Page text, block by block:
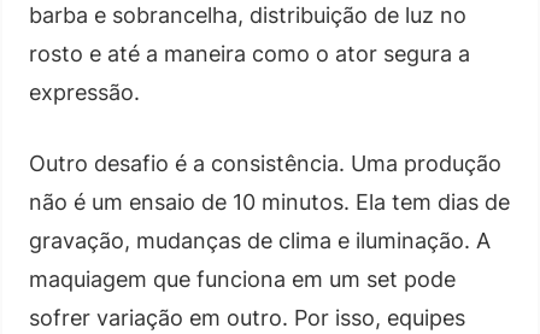
barba e sobrancelha, distribuição de luz no
rosto e até a maneira como o ator segura a
expressão.
Outro desafio é a consistência. Uma produção
não é um ensaio de 10 minutos. Ela tem dias de
gravação, mudanças de clima e iluminação. A
maquiagem que funciona em um set pode
sofrer variação em outro. Por isso, equipes